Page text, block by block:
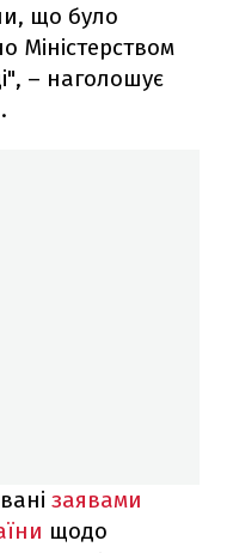
що було
Міністерством
– наголошує
заявами
щодо